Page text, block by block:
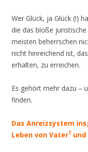
Wer Glück, ja Glück (!)
die das bloße
meisten beherrschen
nicht hinreichend ist,
erhalten, zu erreichen.
Es gehört mehr dazu –
finden.
Das Anreizsystem
Leben von Vater1